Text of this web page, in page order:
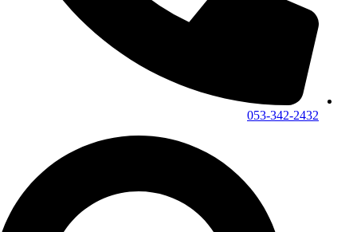
053-342-2432